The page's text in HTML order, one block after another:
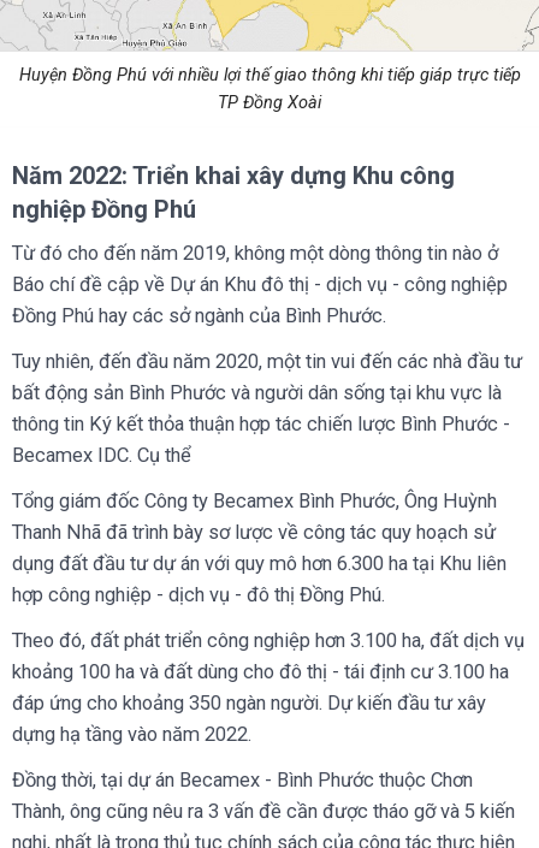
Huyện Đồng Phú với nhiều lợi thế giao thông khi tiếp giáp trực tiếp
TP Đồng Xoài
Năm 2022: Triển khai xây dựng Khu công
nghiệp Đồng Phú
Từ đó cho đến năm 2019, không một dòng thông tin nào ở
Báo chí đề cập về Dự án Khu đô thị - dịch vụ - công nghiệp
Đồng Phú hay các sở ngành của Bình Phước.
Tuy nhiên, đến đầu năm 2020, một tin vui đến các nhà đầu tư
bất động sản Bình Phước và người dân sống tại khu vực là
thông tin Ký kết thỏa thuận hợp tác chiến lược Bình Phước -
Becamex IDC. Cụ thể
Tổng giám đốc Công ty Becamex Bình Phước, Ông Huỳnh
Thanh Nhã đã trình bày sơ lược về công tác quy hoạch sử
dụng đất đầu tư dự án với quy mô hơn 6.300 ha tại Khu liên
hợp công nghiệp - dịch vụ - đô thị Đồng Phú.
Theo đó, đất phát triển công nghiệp hơn 3.100 ha, đất dịch vụ
khoảng 100 ha và đất dùng cho đô thị - tái định cư 3.100 ha
đáp ứng cho khoảng 350 ngàn người. Dự kiến đầu tư xây
dựng hạ tầng vào năm 2022.
Đồng thời, tại dự án Becamex - Bình Phước thuộc Chơn
Thành, ông cũng nêu ra 3 vấn đề cần được tháo gỡ và 5 kiến
nghị, nhất là trong thủ tục chính sách của công tác thực hiện